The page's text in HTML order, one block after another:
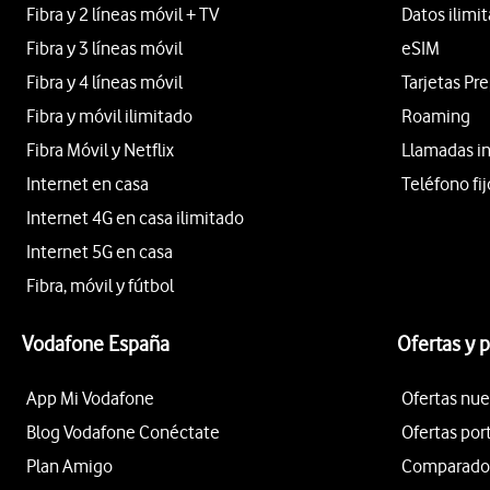
Fibra y 2 líneas móvil + TV
Fibra y 3 líneas móvil
Fibra y 4 líneas móvil
Fibra y móvil ilimitado
Fibra Móvil y Netflix
Internet en casa
Internet 4G en casa ilimitado
Internet 5G en casa
Fibra, móvil y fútbol
Datos
eSIM
Tarjetas
Roaming
Llamadas
Teléfono
Vodafone España
App Mi Vodafone
Blog Vodafone Conéctate
Plan Amigo
Ofertas y
Ofertas
Ofertas